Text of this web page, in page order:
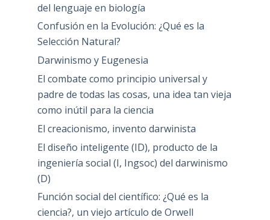
del lenguaje en biología
Confusión en la Evolución: ¿Qué es la
Selección Natural?
Darwinismo y Eugenesia
El combate como principio universal y
padre de todas las cosas, una idea tan vieja
como inútil para la ciencia
El creacionismo, invento darwinista
El diseño inteligente (ID), producto de la
ingeniería social (I, Ingsoc) del darwinismo
(D)
Función social del científico: ¿Qué es la
ciencia?, un viejo artículo de Orwell